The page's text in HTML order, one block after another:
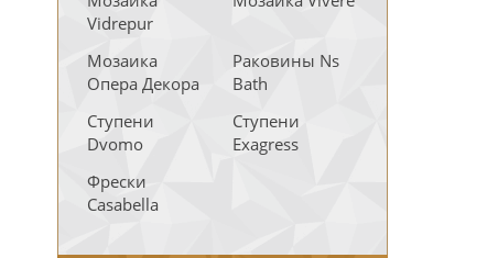
Vidrepur
Мозаика
Опера Декора
Раковины Ns
Bath
Ступени
Dvomo
Ступени
Exagress
Фрески
Casabella